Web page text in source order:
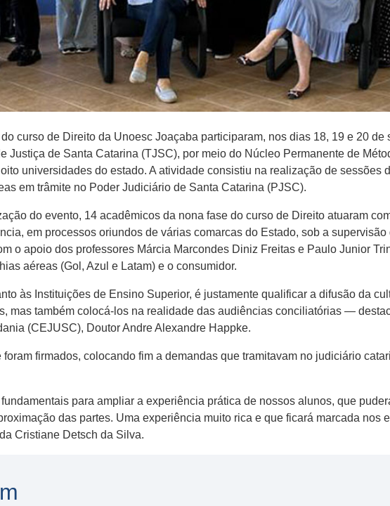
curso de Direito da Unoesc Joaçaba participaram, nos dias 18, 19 e 20 de
Justiça de Santa Catarina (TJSC), por meio do Núcleo Permanente de
universidades do estado. A atividade consistiu na realização de
em trâmite no Poder Judiciário de Santa Catarina (PJSC).
do evento, 14 acadêmicos da nona fase do curso de Direito atuaram
em processos oriundos de várias comarcas do Estado, sob a
o apoio dos professores Márcia Marcondes Diniz Freitas e Paulo Junior
aéreas (Gol, Azul e Latam) e o consumidor.
às Instituições de Ensino Superior, é justamente qualificar a difusão da
mas também colocá-los na realidade das audiências conciliatórias —
(CEJUSC), Doutor Andre Alexandre Happke.
firmados, colocando fim a demandas que tramitavam no judiciário
para ampliar a experiência prática de nossos alunos, que
das partes. Uma experiência muito rica e que ficará marcada nos
Cristiane Detsch da Silva.